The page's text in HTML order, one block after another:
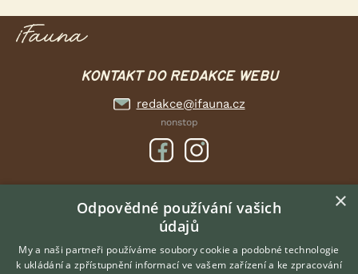
KONTAKT DO REDAKCE WEBU
redakce@ifauna.cz
nonstop
DOMOVSKÁ STRÁNKA
INZERCE
DISKUSE
ČLÁNKY
×
Odpovědné používání vašich
údajů
My a naši partneři používáme soubory cookie a podobné technologie
k ukládání a zpřístupnění informací ve vašem zařízení a ke zpracování